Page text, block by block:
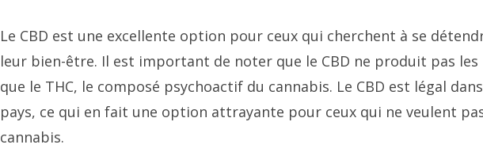
Le CBD est une excellente option pour ceux qui cherchent à se
leur bien-être. Il est important de noter que le CBD ne produit pas les
que le THC, le composé psychoactif du cannabis. Le CBD est légal
pays, ce qui en fait une option attrayante pour ceux qui ne veulent
cannabis.